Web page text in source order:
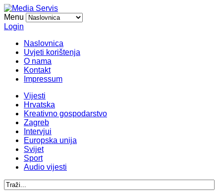
Menu
Login
Naslovnica
Uvjeti korištenja
O nama
Kontakt
Impressum
Vijesti
Hrvatska
Kreativno gospodarstvo
Zagreb
Intervjui
Europska unija
Svijet
Sport
Audio vijesti